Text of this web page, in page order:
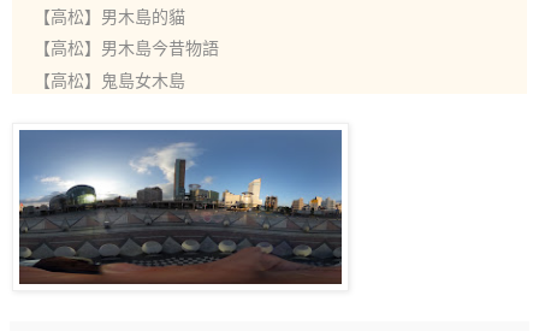
【高松】男木島的貓
【高松】男木島今昔物語
【高松】鬼島女木島